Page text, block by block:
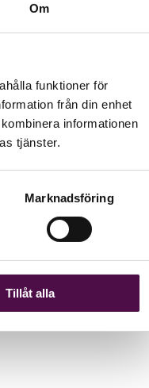
Om
funktioner för
från din enhet
informationen
tjänster.
Marknadsföring
Tillåt alla